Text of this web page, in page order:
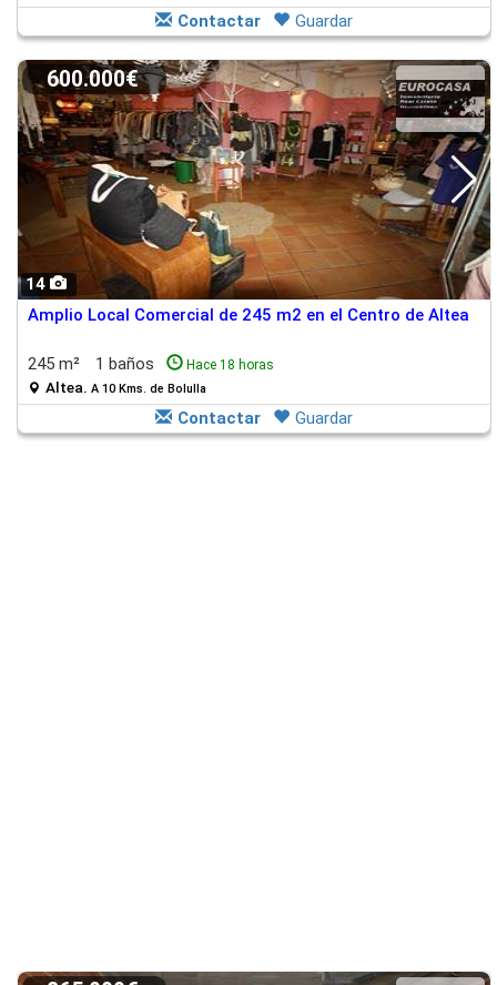
Contactar Guardar
14
600.000€
Amplio Local Comercial de 245 m2 en el Centro de Altea
245 m² 1 baños Hace 18 horas
Altea. A 10 Kms. de Bolulla
Contactar Guardar